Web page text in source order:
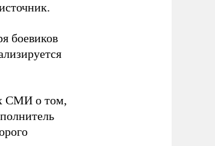
боевиков
СМИ о том,